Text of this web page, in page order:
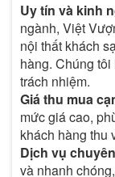
Uy tín và kinh
ngành, Việt
nội thất khách
hàng. Chúng
trách nhiệm.
Giá thu mua
mức giá cao,
khách hàng thu
Dịch vụ
và nhanh